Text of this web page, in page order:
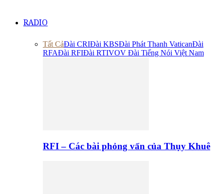
RADIO
Tất CảĐài CRIĐài KBSĐài Phát Thanh VaticanĐài
RFAĐài RFIĐài RTIVOV Đài Tiếng Nói Việt Nam
RFI – Các bài phỏng vấn của Thụy Khuê